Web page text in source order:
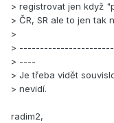
> registrovat jen když
> ČR, SR ale to jen tak
>
>
> ----
> Je třeba vidět
> nevidí.
radim2,